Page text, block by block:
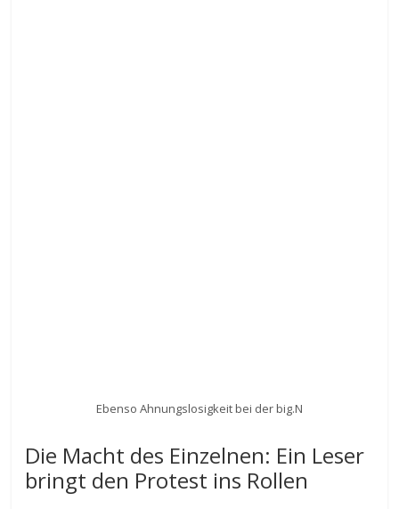
Ebenso Ahnungslosigkeit bei der big.N
Die Macht des Einzelnen: Ein Leser
bringt den Protest ins Rollen